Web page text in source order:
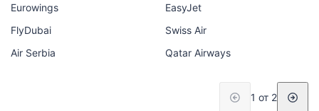
Eurowings
EasyJet
FlyDubai
Swiss Air
Air Serbia
Qatar Airways
1 от 2